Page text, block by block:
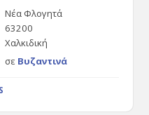
Νέα Φλογητά
63200
Χαλκιδική
σε Βυζαντινά